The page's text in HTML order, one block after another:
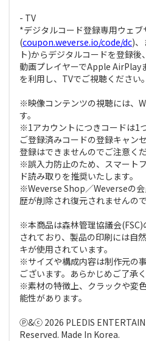
- TV
*デジタルコード登録専用ウェブ
(coupon.weverse.io/code/dc)、
ト)からデジタルコードを登録
動画プレイヤーでApple
を利用し、TVでご視聴ください。
※映像コンテンツの視聴には、
す。
※1アカウントにつきコードは1
ご登録済みコードの登録キャン
登録はできませんのでご注意くだ
※誤入力防止のため、スマート
ド読み取りを推奨いたします。
※Weverse Shop／Weverseの
歴が削除され復元されませんの
※本商品は森林管理協議会
されており、製品の印刷には自
キが使用されています。
※サイズや構成内容は制作元の
ございます。あらかじめご了承く
※素材の特徴上、クラックや変
能性があります。
ⓟ&ⓒ 2026 PLEDIS
Reserved. Made In Korea.